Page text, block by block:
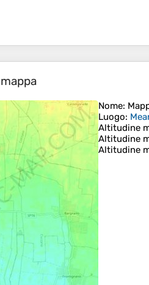
Nome:
Luogo:
Altitudine
Altitudine
Altitudine